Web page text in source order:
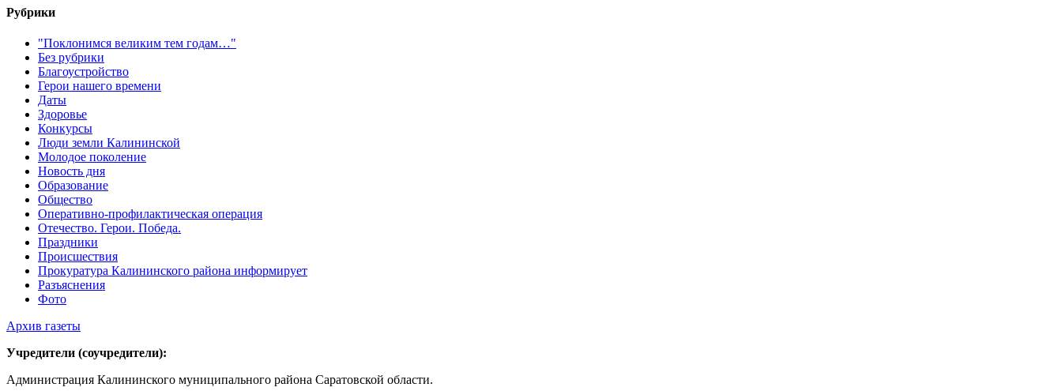
Рубрики
"Поклонимся великим тем годам…"
Без рубрики
Благоустройство
Герои нашего времени
Даты
Здоровье
Конкурсы
Люди земли Калининской
Молодое поколение
Новость дня
Образование
Общество
Оперативно-профилактическая операция
Отечество. Герои. Победа.
Праздники
Происшествия
Прокуратура Калининского района информирует
Разъяснения
Фото
Архив газеты
Учредители (соучредители):
Администрация Калининского муниципального района Саратовской области.